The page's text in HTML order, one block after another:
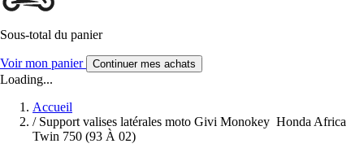
Sous-total du panier
Voir mon panier Continuer mes achats
Loading...
Accueil
/ Support valises latérales moto Givi Monokey Honda Africa
Twin 750 (93 À 02)